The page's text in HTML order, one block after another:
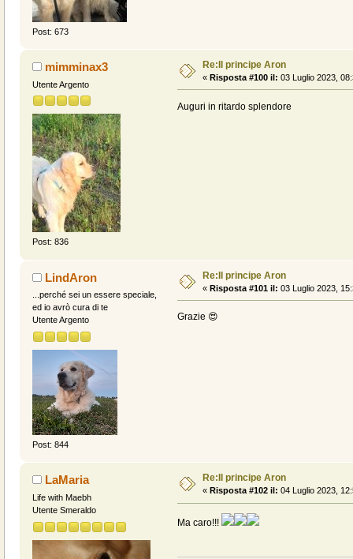
Post: 673
mimminax3
Utente Argento
Post: 836
Re:Il principe Aron
« Risposta #100 il: 03 Luglio 2023,
Auguri in ritardo splendore
LindAron
...perché sei un essere speciale,
ed io avrò cura di te
Utente Argento
Post: 844
Re:Il principe Aron
« Risposta #101 il: 03 Luglio 2023,
Grazie 😍
LaMaria
Life with Maebh
Utente Smeraldo
Re:Il principe Aron
« Risposta #102 il: 04 Luglio 2023,
Ma caro!!!